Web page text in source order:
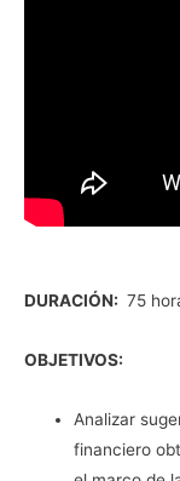
DURACIÓN: 75
OBJETIVOS:
Analizar
financiero